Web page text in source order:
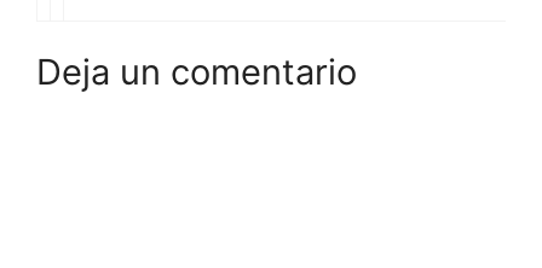
Deja un comentario